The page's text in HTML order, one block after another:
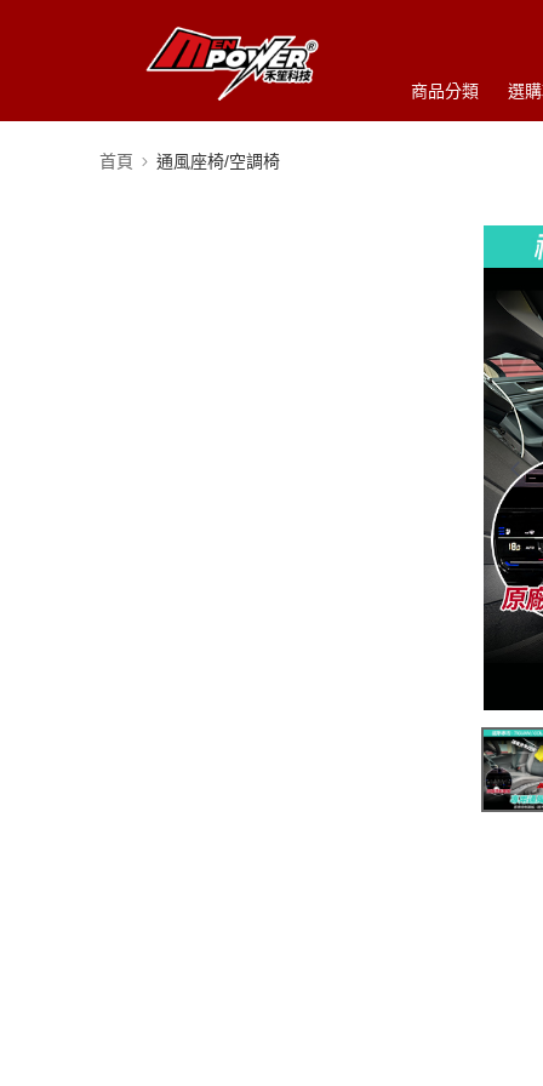
商品分類 選
首頁 通風座椅/空調椅